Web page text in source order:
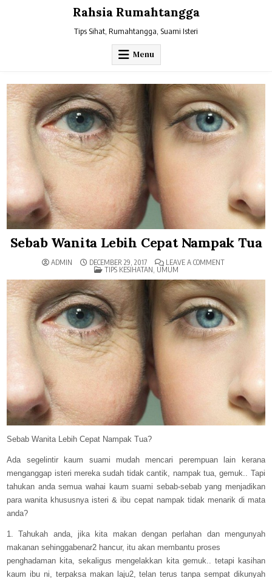
Rahsia Rumahtangga
Tips Sihat, Rumahtangga, Suami Isteri
Menu
Sebab Wanita Lebih Cepat Nampak Tua
ADMIN DECEMBER 29, 2017 LEAVE A COMMENTON
LEBIH
CEPAT
NAMPAK
TUA
POSTED
TIPS KESIHATAN, UMUM
Sebab Wanita Lebih Cepat Nampak Tua?
Ada segelintir kaum suami mudah mencari perempuan lain kerana
menganggap isteri mereka sudah tidak cantik, nampak tua, gemuk.. Tapi
tahukan anda semua wahai kaum suami sebab-sebab yang menjadikan
para wanita khususnya isteri & ibu cepat nampak tidak menarik di mata
anda?
1. Tahukah anda, jika kita makan dengan perlahan dan mengunyah
makanan sehinggabenar2 hancur, itu akan membantu proses
penghadaman kita, sekaligus mengelakkan kita gemuk.. tetapi kasihan
kaum ibu ni, terpaksa makan laju2, telan terus tanpa sempat dikunyah